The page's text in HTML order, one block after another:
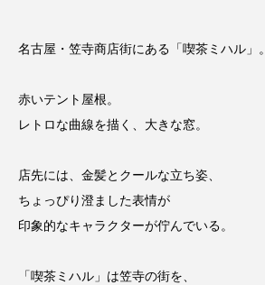
熱田区 球場 瑞穂区
金山 銭湯 駄菓子屋
名古屋・笠寺商店街にある「喫茶ミハル」。
赤いテント屋根。
レトロな曲線を描く、大きな窓。
店先には、金髪とクールな立ち姿、
ちょっぴり澄ました表情が
印象的なキャラクターが佇んでいる。
「喫茶ミハル」は笠寺の街を、